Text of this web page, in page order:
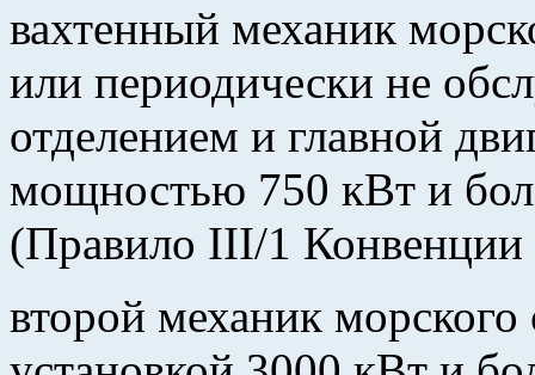
вахтенный механик
или периодически не
отделением и главной
мощностью 750 кВт и
(Правило III/1
второй механик морского